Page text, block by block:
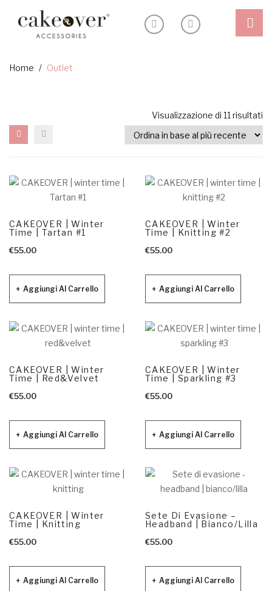
Shop
Inspiration
About
Home / Outlet
Visualizzazione di 11 risultati
CAKEOVER | Winter
Time | Tartan #1
€55.00
Aggiungi Al Carrello
CAKEOVER | Winter
Time | Knitting #2
€55.00
Aggiungi Al Carrello
CAKEOVER | Winter
Time | Red&velvet
€55.00
Aggiungi Al Carrello
CAKEOVER | Winter
Time | Sparkling #3
€55.00
Aggiungi Al Carrello
CAKEOVER | Winter
Time | Knitting
€55.00
Aggiungi Al Carrello
Sete Di Evasione –
Headband | Bianco/lilla
€55.00
Aggiungi Al Carrello